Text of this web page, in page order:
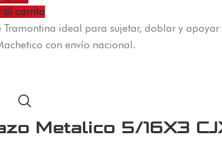
al carrito
Tramontina ideal para sujetar, doblar y
con envío nacional.
Metalico 5/16X3